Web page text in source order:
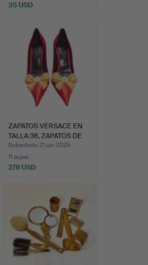
35 USD
ZAPATOS VERSACE EN
TALLA 38, ZAPATOS DE
TA…
Subastado 21 jun 2025
11 pujas
278 USD